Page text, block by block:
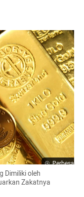
Perbesar
Dimiliki oleh
Zakatnya